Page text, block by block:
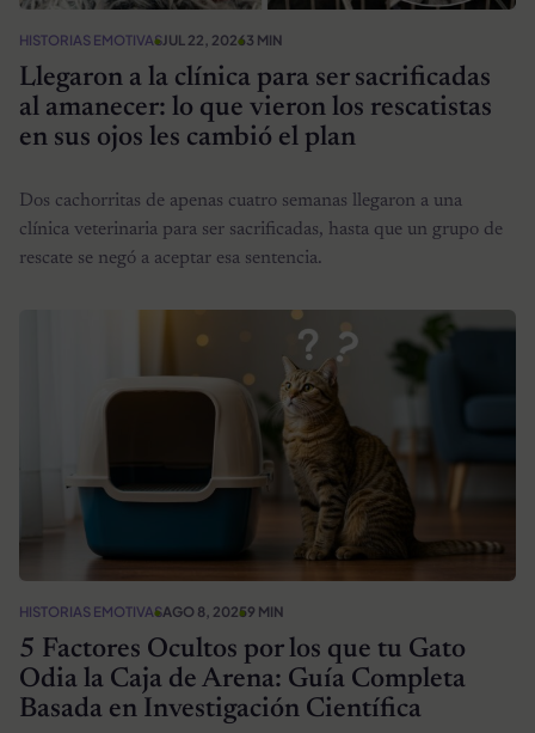
HISTORIAS EMOTIVASJUL 22, 20263 MIN
Llegaron a la clínica para ser sacrificadas
al amanecer: lo que vieron los rescatistas
en sus ojos les cambió el plan
Dos cachorritas de apenas cuatro semanas llegaron a una
clínica veterinaria para ser sacrificadas, hasta que un grupo de
rescate se negó a aceptar esa sentencia.
HISTORIAS EMOTIVASAGO 8, 20259 MIN
5 Factores Ocultos por los que tu Gato
Odia la Caja de Arena: Guía Completa
Basada en Investigación Científica